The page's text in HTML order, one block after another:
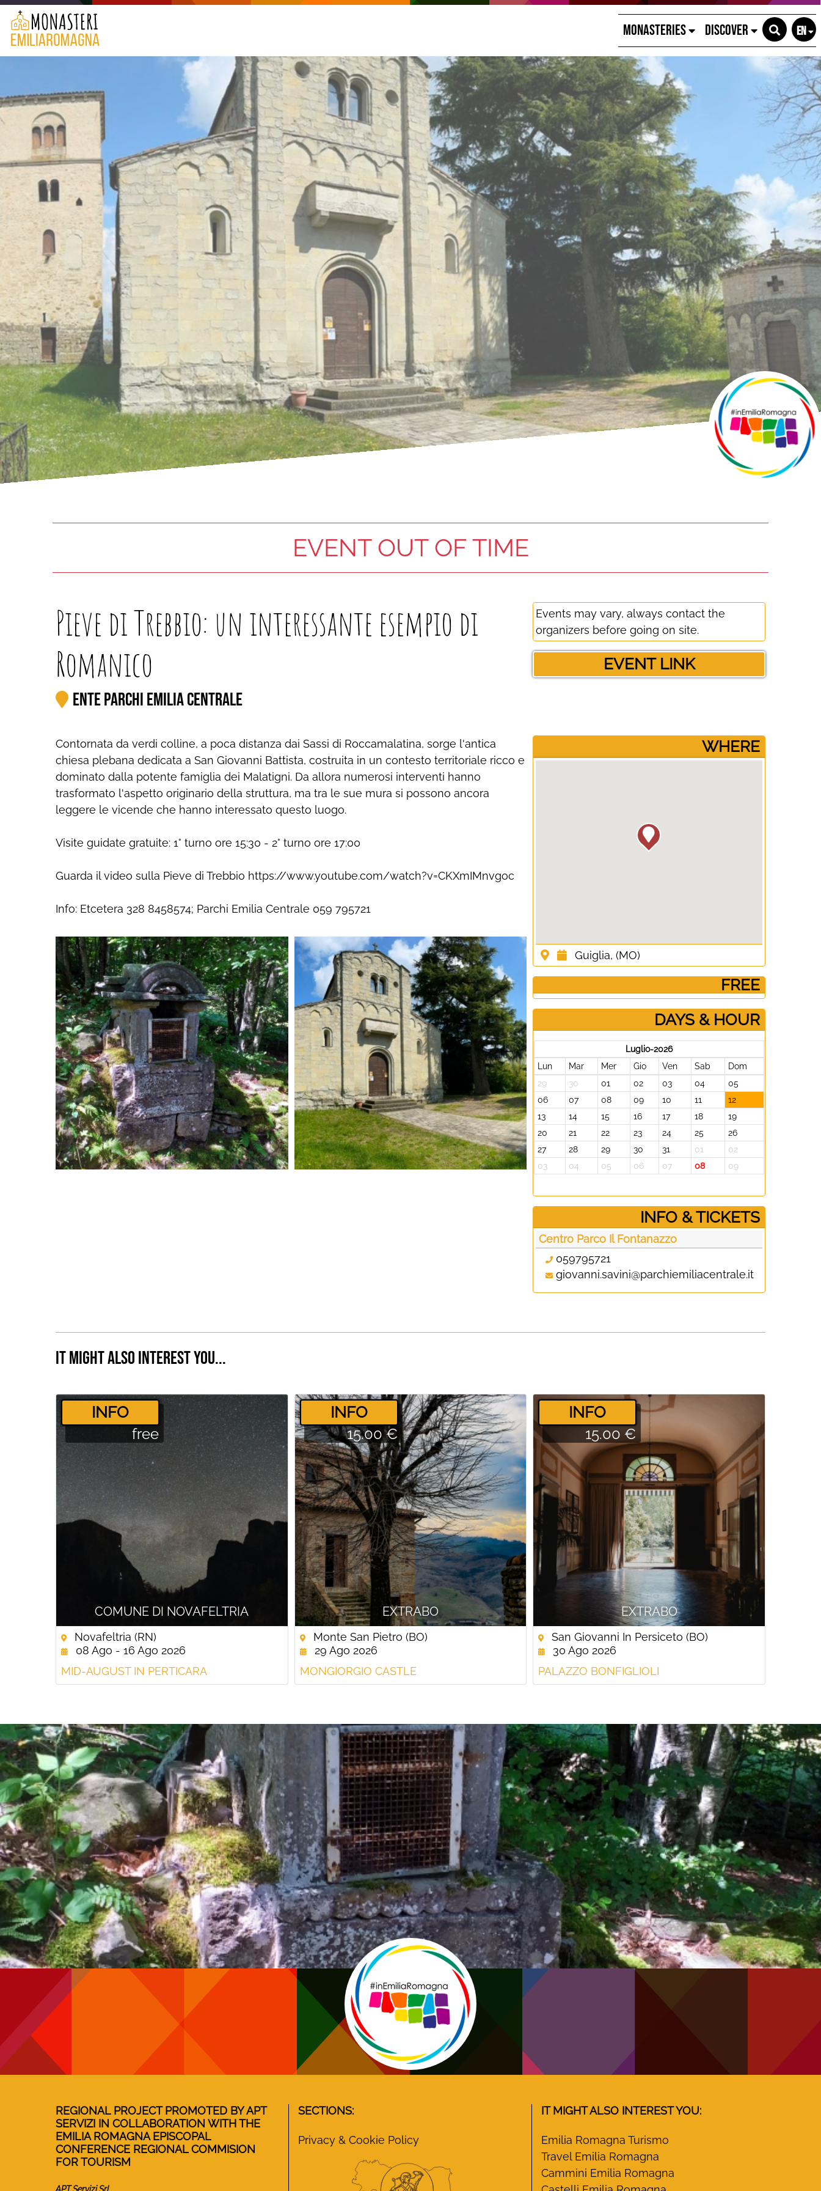
Monasteries Discover EN
EVENT OUT OF TIME
Pieve di Trebbio: un interessante esempio di
Romanico
Ente Parchi Emilia Centrale
Events may vary, always contact the
organizers before going on site.
EVENT LINK
Contornata da verdi colline, a poca distanza dai Sassi di Roccamalatina, sorge l'antica
chiesa plebana dedicata a San Giovanni Battista, costruita in un contesto territoriale ricco e
dominato dalla potente famiglia dei Malatigni. Da allora numerosi interventi hanno
trasformato l'aspetto originario della struttura, ma tra le sue mura si possono ancora
leggere le vicende che hanno interessato questo luogo.
Visite guidate gratuite: 1° turno ore 15:30 - 2° turno ore 17:00
Guarda il video sulla Pieve di Trebbio https://www.youtube.com/watch?v=CKXmIMnvgoc
Info: Etcetera 328 8458574; Parchi Emilia Centrale 059 795721
­WHERE
Guiglia, (MO)
­ FREE
DAYS & HOUR
Luglio-2026
Lun
Mar Mer Gio Ven Sab
Dom
29
30 01 02 03 04
05
06
07 08 09 10 11
12
13
14 15 16 17 18
19
20
21 22 23 24 25
26
27
28 29 30 31 01
02
03
04 05 06 07 08 09
­INFO & TICKETS
Centro Parco Il Fontanazzo
059795721
giovanni.savini@parchiemiliacentrale.it
It might also interest you...
COMUNE DI NOVAFELTRIA
­INFO
free
Novafeltria (RN)
08 Ago - 16 Ago 2026
MID-AUGUST IN PERTICARA
EXTRABO
­INFO
15.00 €
Monte San Pietro (BO)
29 Ago 2026
MONGIORGIO CASTLE
EXTRABO
­INFO
15.00 €
San Giovanni In Persiceto (BO)
30 Ago 2026
PALAZZO BONFIGLIOLI
REGIONAL PROJECT PROMOTED BY APT
SERVIZI IN COLLABORATION WITH THE
EMILIA ROMAGNA EPISCOPAL
CONFERENCE REGIONAL COMMISION
FOR TOURISM
APT Servizi Srl
SECTIONS:
Privacy & Cookie Policy
IT MIGHT ALSO INTEREST YOU:
Emilia Romagna Turismo
Travel Emilia Romagna
Cammini Emilia Romagna